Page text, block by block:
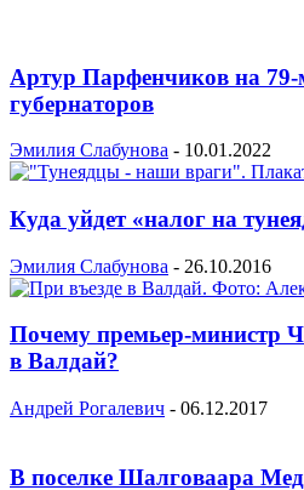
Артур Парфенчиков на 79-
губернаторов
Эмилия Слабунова - 10.01.2022
Куда уйдет «налог на
Эмилия Слабунова - 26.10.2016
Почему премьер-министр
в Валдай?
Андрей Рогалевич - 06.12.2017
В поселке Шалговаара